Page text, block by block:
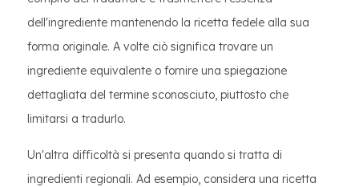
dell'ingrediente mantenendo la ricetta fedele alla sua
forma originale. A volte ciò significa trovare un
ingrediente equivalente o fornire una spiegazione
dettagliata del termine sconosciuto, piuttosto che
limitarsi a tradurlo.
Un'altra difficoltà si presenta quando si tratta di
ingredienti regionali. Ad esempio, considera una ricetta